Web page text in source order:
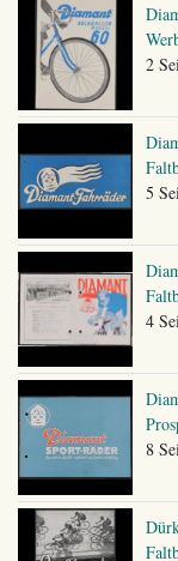
2
5
4
8